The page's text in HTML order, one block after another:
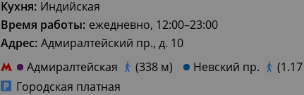
Кухня: Индийская
Время работы: ежедневно, 12:00–23:00
Адрес: Адмиралтейский пр., д. 10
Адмиралтейская
(338 м) Невский пр.
Городская платная